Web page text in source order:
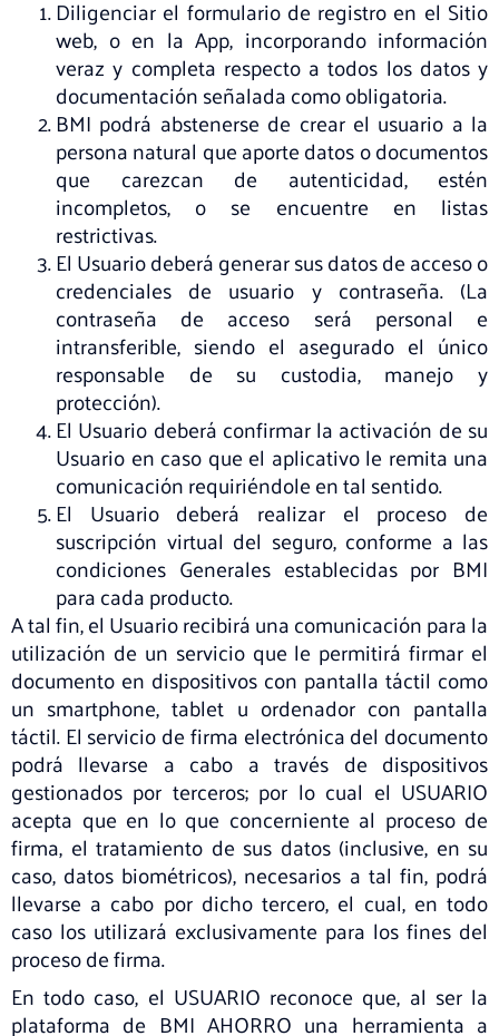
Diligenciar el formulario de registro en el Sitio
web, o en la App, incorporando información
veraz y completa respecto a todos los datos y
documentación señalada como obligatoria.
BMI podrá abstenerse de crear el usuario a la
persona natural que aporte datos o documentos
que carezcan de autenticidad, estén
incompletos, o se encuentre en listas
restrictivas.
El Usuario deberá generar sus datos de acceso o
credenciales de usuario y contraseña. (La
contraseña de acceso será personal e
intransferible, siendo el asegurado el único
responsable de su custodia, manejo y
protección).
El Usuario deberá confirmar la activación de su
Usuario en caso que el aplicativo le remita una
comunicación requiriéndole en tal sentido.
El Usuario deberá realizar el proceso de
suscripción virtual del seguro, conforme a las
condiciones Generales establecidas por BMI
para cada producto.
A tal fin, el Usuario recibirá una comunicación para la
utilización de un servicio que le permitirá firmar el
documento en dispositivos con pantalla táctil como
un smartphone, tablet u ordenador con pantalla
táctil. El servicio de firma electrónica del documento
podrá llevarse a cabo a través de dispositivos
gestionados por terceros; por lo cual el USUARIO
acepta que en lo que concerniente al proceso de
firma, el tratamiento de sus datos (inclusive, en su
caso, datos biométricos), necesarios a tal fin, podrá
llevarse a cabo por dicho tercero, el cual, en todo
caso los utilizará exclusivamente para los fines del
proceso de firma.
En todo caso, el USUARIO reconoce que, al ser la
plataforma de BMI AHORRO una herramienta a